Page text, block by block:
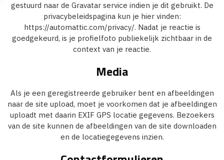
gestuurd naar de Gravatar service indien je dit gebruikt. De
privacybeleidspagina kun je hier vinden:
https://automattic.com/privacy/. Nadat je reactie is
goedgekeurd, is je profielfoto publiekelijk zichtbaar in de
context van je reactie.
Media
Als je een geregistreerde gebruiker bent en afbeeldingen
naar de site upload, moet je voorkomen dat je afbeeldingen
uploadt met daarin EXIF GPS locatie gegevens. Bezoekers
van de site kunnen de afbeeldingen van de site downloaden
en de locatiegegevens inzien.